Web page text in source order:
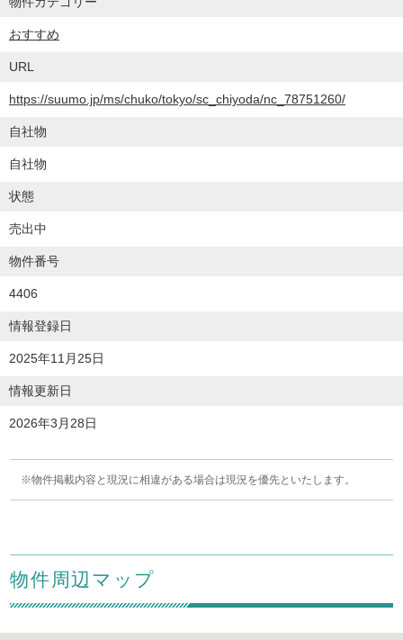
おすすめ
URL
https://suumo.jp/ms/chuko/tokyo/sc_chiyoda/nc_78751260/
自社物
自社物
状態
売出中
物件番号
4406
情報登録日
2025年11月25日
情報更新日
2026年3月28日
物件掲載内容と現況に相違がある場合は現況を優先といたします。
物件周辺マップ